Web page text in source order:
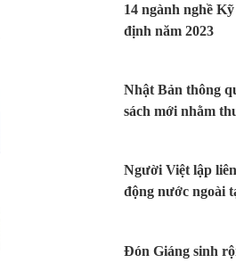
14 ngành nghề
định năm 2023
Nhật Bản thông
sách mới nhằm
Người Việt lập
động nước ngoài
Đón Giáng sinh